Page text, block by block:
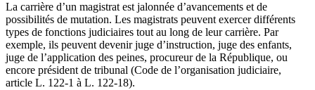
La carrière d’un magistrat est jalonnée d’avancements et de
possibilités de mutation. Les magistrats peuvent exercer différents
types de fonctions judiciaires tout au long de leur carrière. Par
exemple, ils peuvent devenir juge d’instruction, juge des enfants,
juge de l’application des peines, procureur de la République, ou
encore président de tribunal (Code de l’organisation judiciaire,
article L. 122-1 à L. 122-18).